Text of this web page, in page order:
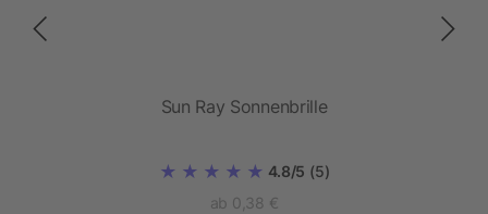
Sun Ray Sonnenbrille
4.8/5 (5)
ab 0,38 €